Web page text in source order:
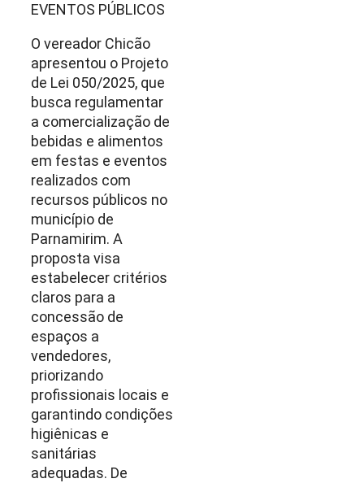
EVENTOS PÚBLICOS
O vereador Chicão
apresentou o Projeto
de Lei 050/2025, que
busca regulamentar
a comercialização de
bebidas e alimentos
em festas e eventos
realizados com
recursos públicos no
município de
Parnamirim. A
proposta visa
estabelecer critérios
claros para a
concessão de
espaços a
vendedores,
priorizando
profissionais locais e
garantindo condições
higiênicas e
sanitárias
adequadas. De